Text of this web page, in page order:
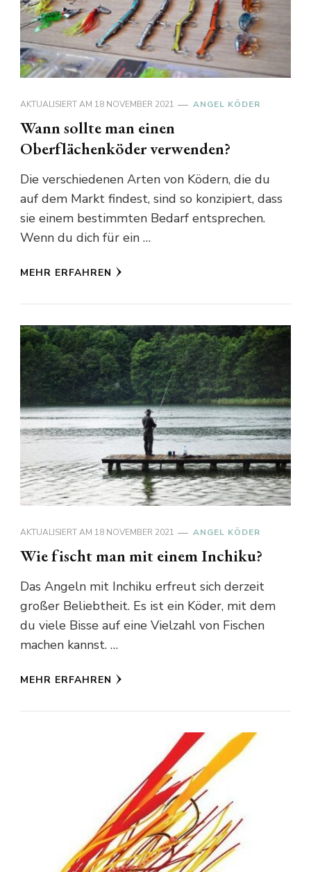
AKTUALISIERT AM 18 NOVEMBER 2021 ANGEL KÖDER
Wann sollte man einen
Oberflächenköder verwenden?
Die verschiedenen Arten von Ködern, die du
auf dem Markt findest, sind so konzipiert, dass
sie einem bestimmten Bedarf entsprechen.
Wenn du dich für ein …
MEHR ERFAHREN
AKTUALISIERT AM 18 NOVEMBER 2021 ANGEL KÖDER
Wie fischt man mit einem Inchiku?
Das Angeln mit Inchiku erfreut sich derzeit
großer Beliebtheit. Es ist ein Köder, mit dem
du viele Bisse auf eine Vielzahl von Fischen
machen kannst. …
MEHR ERFAHREN